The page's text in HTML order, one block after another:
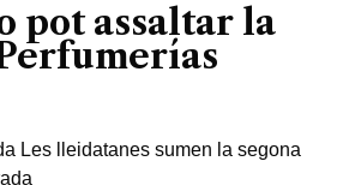
pot assaltar la
Les lleidatanes sumen la segona